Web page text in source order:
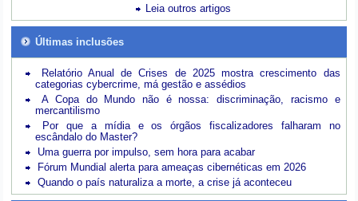
Leia outros artigos
Últimas inclusões
Relatório Anual de Crises de 2025 mostra crescimento das
categorias cybercrime, má gestão e assédios
A Copa do Mundo não é nossa: discriminação, racismo e
mercantilismo
Por que a mídia e os órgãos fiscalizadores falharam no
escândalo do Master?
Uma guerra por impulso, sem hora para acabar
Fórum Mundial alerta para ameaças cibernéticas em 2026
Quando o país naturaliza a morte, a crise já aconteceu